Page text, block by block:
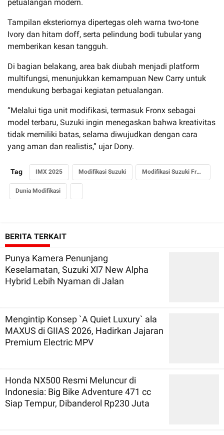
petualangan modern.
Tampilan eksteriornya dipertegas oleh warna two-tone
Ivory dan hitam doff, serta pelindung bodi tubular yang
memberikan kesan tangguh.
Di bagian belakang, area bak diubah menjadi platform
multifungsi, menunjukkan kemampuan New Carry untuk
mendukung berbagai kegiatan petualangan.
“Melalui tiga unit modifikasi, termasuk Fronx sebagai
model terbaru, Suzuki ingin menegaskan bahwa kreativitas
tidak memiliki batas, selama diwujudkan dengan cara
yang aman dan realistis,” ujar Dony.
Tag IMX 2025 Modifikasi Suzuki Modifikasi Suzuki Fronx
Dunia Modifikasi
BERITA TERKAIT
Punya Kamera Penunjang
Keselamatan, Suzuki Xl7 New Alpha
Hybrid Lebih Nyaman di Jalan
Mengintip Konsep `A Quiet Luxury` ala
MAXUS di GIIAS 2026, Hadirkan Jajaran
Premium Electric MPV
Honda NX500 Resmi Meluncur di
Indonesia: Big Bike Adventure 471 cc
Siap Tempur, Dibanderol Rp230 Juta